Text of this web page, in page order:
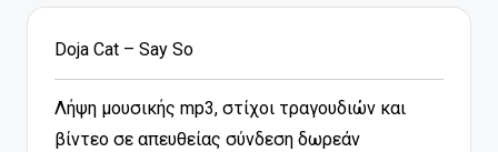
Doja Cat – Say So
Λήψη μουσικής mp3, στίχοι τραγουδιών και
βίντεο σε απευθείας σύνδεση δωρεάν